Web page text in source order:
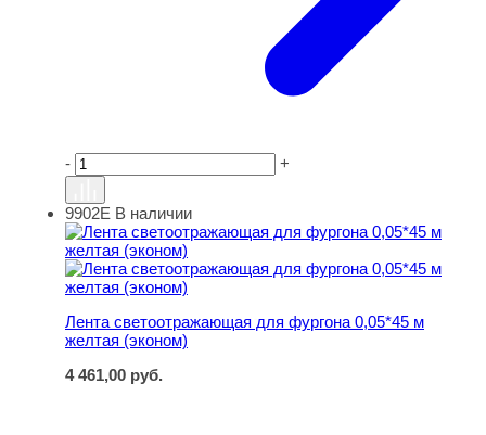
- +
Лента светоотражающая для фургона 0,05*45 м
9902Е В наличии
Лента светоотражающая для фургона 0,05*45 м
желтая (эконом)
4 461,00 руб.